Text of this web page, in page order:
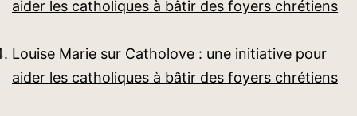
aider les catholiques à bâtir des foyers chrétiens
Louise Marie sur Catholove : une initiative pour
aider les catholiques à bâtir des foyers chrétiens